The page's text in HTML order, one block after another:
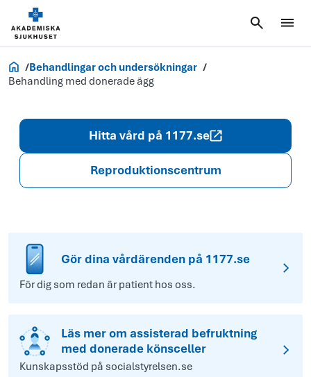
Akademiska.se
Behandlingar och undersökningar
Behandling med donerade ägg
Hitta vård på 1177.se
Reproduktionscentrum
Gör dina vårdärenden på 1177.se
För dig som redan är patient hos oss.
Läs mer om assisterad befruktning
med donerade könsceller
Kunskapsstöd på socialstyrelsen.se